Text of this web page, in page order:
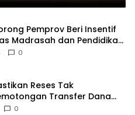
Pemprov Beri Insentif
Madrasah dan Pendidikan
0
Reses Tak
Transfer Dana
0